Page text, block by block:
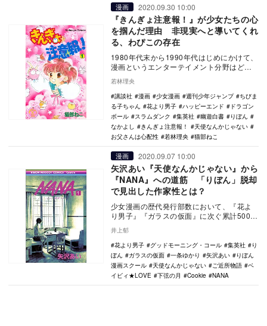
漫画 2020.09.30 10:00
『きんぎょ注意報！』が少女たちの心
を掴んだ理由 非現実へと導いてくれ
る、わぴこの存在
1980年代末から1990年代はじめにかけて、
漫画というエンターテイメント分野はどん
少年ジ…
若林理央
講談社
漫画 少女漫画 週刊少年ジャンプ
ちびま
る子ちゃん
花より男子 ハッピーエンド
ドラゴン
ボール
スラムダンク 集英社 幽遊白書
りぼん
なかよし
きんぎょ注意報！
天使なんかじゃない
お父さんは心配性
若林理央 猫部ねこ
漫画 2020.09.07 10:00
矢沢あい『天使なんかじゃない』から
『NANA』への道筋 「りぼん」脱却
で見出した作家性とは？
少女漫画の歴代発行部数において、『花よ
り男子』『ガラスの仮面』に次ぐ累計5000
万部（2019年時点）を誇る大ヒット作
『NANA…
井上郁
花より男子
グッドモーニング・コール 集英社
り
ぼん
ガラスの仮面 一条ゆかり 矢沢あい
りぼん
漫画スクール
天使なんかじゃない ご近所物語
ベ
イビィ★LOVE
下弦の月 Cookie NANA